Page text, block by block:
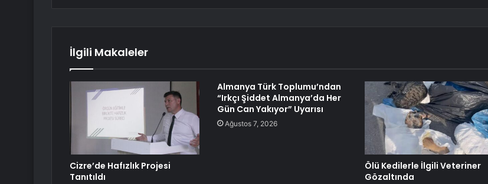
İlgili Makaleler
Cizre’de Hafızlık Projesi
Tanıtıldı
Almanya Türk Toplumu’ndan
“Irkçı Şiddet Almanya’da Her
Gün Can Yakıyor” Uyarısı
Ağustos 7, 2026
Ölü Kedilerle İlgili Veteriner
Gözaltında